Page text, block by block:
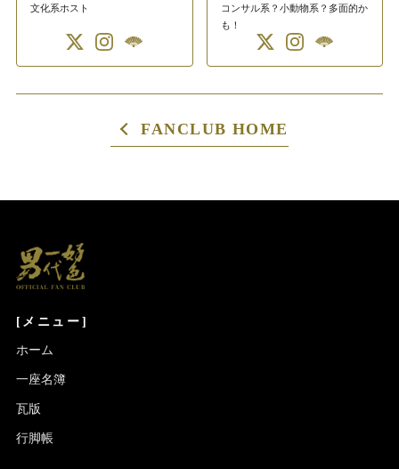
文化系ホスト
コンサル系？小動物系？多面的か
も！
FANCLUB HOME
[メニュー]
ホーム
一座名簿
瓦版
行脚帳